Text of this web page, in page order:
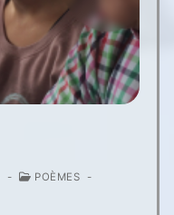
- POÈMES -